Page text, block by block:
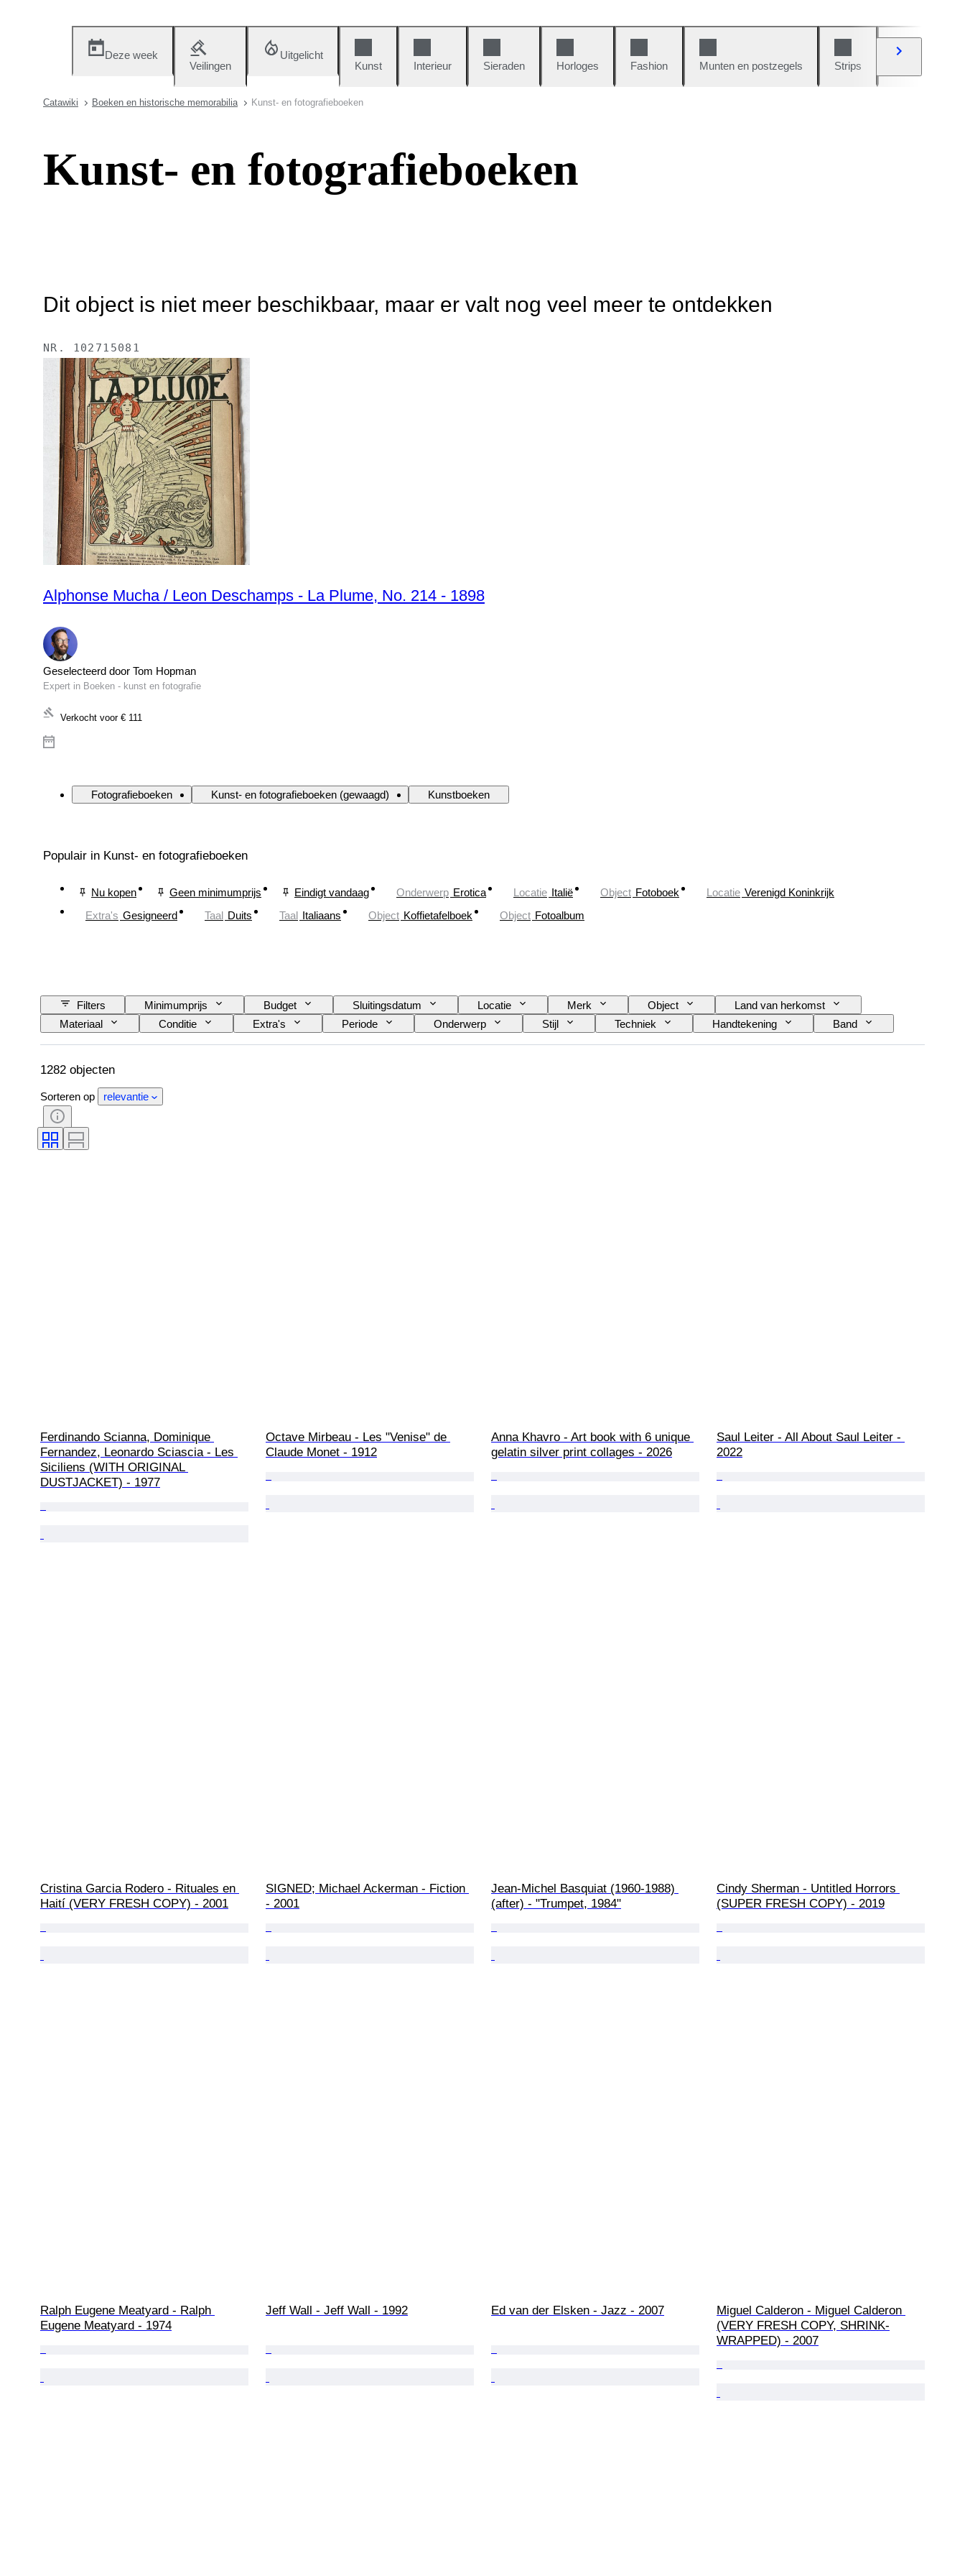
Deze week
Veilingen
Uitgelicht
Kunst
Interieur Sieraden Horloges Fashion Munten en postzegels Strips
Catawiki Boeken en historische memorabilia Kunst- en fotografieboeken
Kunst- en fotografieboeken
Dit object is niet meer beschikbaar, maar er valt nog veel meer te ontdekken
NR. 102715081
Alphonse Mucha / Leon Deschamps - La Plume, No. 214 - 1898
Geselecteerd door Tom Hopman
Expert in Boeken - kunst en fotografie
Verkocht voor € 111
Fotografieboeken Kunst- en fotografieboeken (gewaagd) Kunstboeken
Populair in Kunst- en fotografieboeken
Nu kopen Geen minimumprijs Eindigt vandaag Onderwerp Erotica Locatie Italië Object Fotoboek Locatie Verenigd Koninkrijk
Extra's Gesigneerd Taal Duits Taal Italiaans Object Koffietafelboek Object Fotoalbum
Filters Minimumprijs Budget Sluitingsdatum Locatie Merk Object
Land van herkomst
Materiaal
Conditie Extra's Periode Onderwerp Stijl Techniek Handtekening
Band
Oplage
Taal Kleur Kunstenaar Verkocht door Era Origineel / Replica
Militaire organisatie
1282 objecten
Sorteren op relevantie
Ferdinando Scianna, Dominique
Fernandez, Leonardo Sciascia - Les
Siciliens (WITH ORIGINAL
DUSTJACKET) - 1977
Octave Mirbeau - Les "Venise" de
Claude Monet - 1912
Anna Khavro - Art book with 6 unique
gelatin silver print collages - 2026
Saul Leiter - All About Saul Leiter -
2022
Cristina Garcia Rodero - Rituales en
Haití (VERY FRESH COPY) - 2001
SIGNED; Michael Ackerman - Fiction
- 2001
Jean-Michel Basquiat (1960-1988)
(after) - "Trumpet, 1984"
Cindy Sherman - Untitled Horrors
(SUPER FRESH COPY) - 2019
Ralph Eugene Meatyard - Ralph
Eugene Meatyard - 1974
Jeff Wall - Jeff Wall - 1992 Ed van der Elsken - Jazz - 2007
Miguel Calderon - Miguel Calderon
(VERY FRESH COPY, SHRINK-
WRAPPED) - 2007